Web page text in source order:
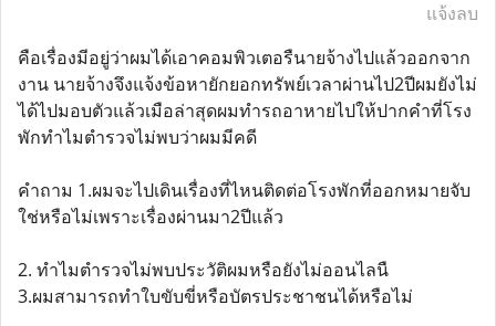
แจ้งลบ
คือเรื่องมีอยู่ว่าผมได้เอาคอมพิวเตอรืนายจ้างไปแล้วออกจาก
งาน นายจ้างจึงแจ้งข้อหายักยอกทรัพย์เวลาผ่านไป2ปีผมยังไม่
ได้ไปมอบตัวแล้วเมือล่าสุดผมทำรถอาหายไปให้ปากคำที่โรง
พักทำไมตำรวจไม่พบว่าผมมีคดี
คำถาม 1.ผมจะไปเดินเรื่องที่ไหนติดต่อโรงพักที่ออกหมายจับ
ใช่หรือไม่เพราะเรื่องผ่านมา2ปีแล้ว
2. ทำไมตำรวจไม่พบประวัติผมหรือยังไม่ออนไลนื
3.ผมสามารถทำใบขับขี่หรือบัตรประชาชนได้หรือไม่